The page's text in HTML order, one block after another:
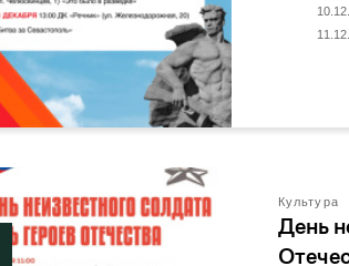
Культура
День